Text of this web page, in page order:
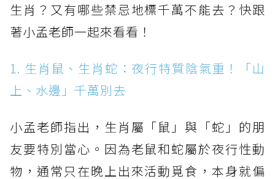
生肖？又有哪些禁忌地標千萬不能去？快跟
著小孟老師一起來看看！
1. 生肖鼠、生肖蛇：夜行特質陰氣重！「山
上、水邊」千萬別去
小孟老師指出，生肖屬「鼠」與「蛇」的朋
友要特別當心。因為老鼠和蛇屬於夜行性動
物，通常只在晚上出來活動覓食，本身就偏